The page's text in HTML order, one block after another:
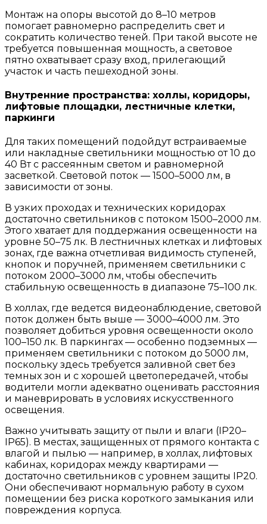
Монтаж на опоры высотой до 8–10 метров
помогает равномерно распределить свет и
сократить количество теней. При такой высоте не
требуется повышенная мощность, а световое
пятно охватывает сразу вход, прилегающий
участок и часть пешеходной зоны.
Внутренние пространства: холлы, коридоры,
лифтовые площадки, лестничные клетки,
паркинги
Для таких помещений подойдут встраиваемые
или накладные светильники мощностью от 10 до
40 Вт с рассеянным светом и равномерной
засветкой. Световой поток — 1500–5000 лм, в
зависимости от зоны.
В узких проходах и технических коридорах
достаточно светильников с потоком 1500–2000 лм.
Этого хватает для поддержания освещенности на
уровне 50–75 лк. В лестничных клетках и лифтовых
зонах, где важна отчетливая видимость ступеней,
кнопок и поручней, применяем светильники с
потоком 2000–3000 лм, чтобы обеспечить
стабильную освещенность в диапазоне 75–100 лк.
В холлах, где ведется видеонаблюдение, световой
поток должен быть выше — 3000–4000 лм. Это
позволяет добиться уровня освещенности около
100–150 лк. В паркингах — особенно подземных —
применяем светильники с потоком до 5000 лм,
поскольку здесь требуется заливной свет без
темных зон и с хорошей цветопередачей, чтобы
водители могли адекватно оценивать расстояния
и маневрировать в условиях искусственного
освещения.
Важно учитывать защиту от пыли и влаги (IP20–
IP65). В местах, защищенных от прямого контакта с
влагой и пылью — например, в холлах, лифтовых
кабинах, коридорах между квартирами —
достаточно светильников с уровнем защиты IP20.
Они обеспечивают нормальную работу в сухом
помещении без риска короткого замыкания или
повреждения корпуса.